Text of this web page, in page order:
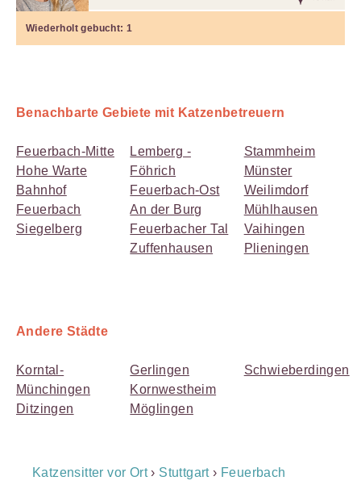
Wiederholt gebucht:1
Benachbarte Gebiete mit Katzenbetreuern
Feuerbach-Mitte
Hohe Warte
Bahnhof
Feuerbach
Siegelberg
Lemberg -
Föhrich
Feuerbach-Ost
An der Burg
Feuerbacher Tal
Zuffenhausen
Stammheim
Münster
Weilimdorf
Mühlhausen
Vaihingen
Plieningen
Andere Städte
Korntal-
Münchingen
Ditzingen
Gerlingen
Kornwestheim
Möglingen
Schwieberdingen
Breadcrumb
Katzensitter vor Ort› Stuttgart› Feuerbach